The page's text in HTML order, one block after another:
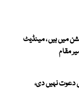
میں ہیں ، مینڈیٹ
مقام
دعوت نہیں دی،